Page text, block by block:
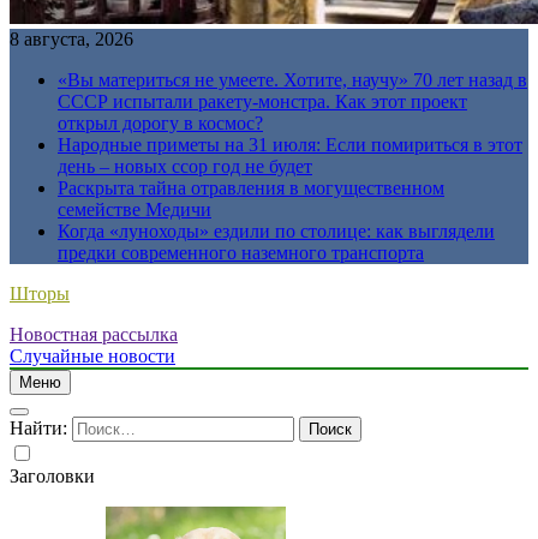
8 августа, 2026
«Вы материться не умеете. Хотите, научу» 70 лет назад в
СССР испытали ракету-монстра. Как этот проект
открыл дорогу в космос?
Народные приметы на 31 июля: Если помириться в этот
день – новых ссор год не будет
Раскрыта тайна отравления в могущественном
семействе Медичи
Когда «луноходы» ездили по столице: как выглядели
предки современного наземного транспорта
Шторы
Новостная рассылка
Случайные новости
Меню
Найти:
Заголовки